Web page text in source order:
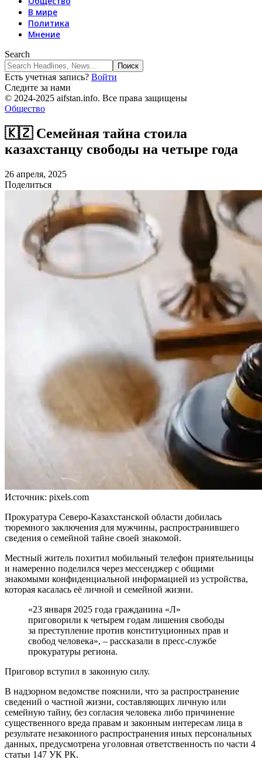
В мире
Политика
Мнение
Search
Есть учетная запись? Войти
Следите за нами
© 2024-2025 aifstan.info. Все права защищены
Общество
🇰🇿 Семейная тайна стоила
казахстанцу свободы на четыре года
26 апреля, 2025
Поделиться
Источник: pixels.com
Прокуратура Северо-Казахстанской области добилась
тюремного заключения для мужчины, распространившего
сведения о семейной тайне своей знакомой.
Местный житель похитил мобильный телефон приятельницы
и намеренно поделился через мессенджер с общими
знакомыми конфиденциальной информацией из устройства,
которая касалась её личной и семейной жизни.
«23 января 2025 года гражданина «Л»
приговорили к четырем годам лишения свободы
за преступление против конституционных прав и
свобод человека», – рассказали в пресс-службе
прокуратуры региона.
Приговор вступил в законную силу.
В надзорном ведомстве пояснили, что за распространение
сведений о частной жизни, составляющих личную или
семейную тайну, без согласия человека либо причинение
существенного вреда правам и законным интересам лица в
результате незаконного распространения иных персональных
данных, предусмотрена уголовная ответственность по части 4
статьи 147 УК РК.